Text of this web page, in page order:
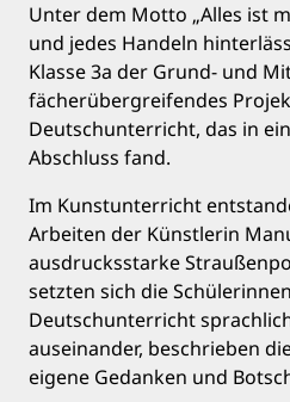
Unter dem Motto „Alles ist
und jedes Handeln
Klasse 3a der Grund- und
fächerübergreifendes
Deutschunterricht, das in
Abschluss fand.
Im Kunstunterricht
Arbeiten der Künstlerin
ausdrucksstarke
setzten sich die
Deutschunterricht
auseinander, beschrieben
eigene Gedanken und